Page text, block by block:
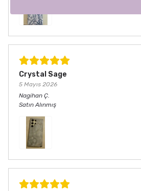
Crystal Sage
5 Mayıs 2026
Nagihan Ç.
Satın Alınmış